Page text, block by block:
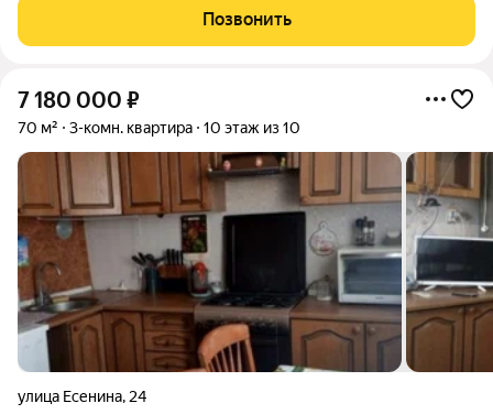
урожае свежих овощей и фруктов, но при этом не хотите жить
далеко от городской
Позвонить
7 180 000 ₽
70 м² 3-комн. квартира 10 этаж из 10
улица Есенина, 24